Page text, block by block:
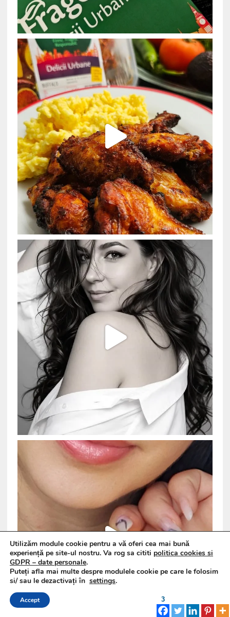
3
Utilizăm module cookie pentru a vă oferi cea mai bună
experiență pe site-ul nostru. Va rog sa cititi politica cookies si
GDPR – date personale.
Puteți afla mai multe despre modulele cookie pe care le folosim
si/ sau le dezactivați în settings.
Accept